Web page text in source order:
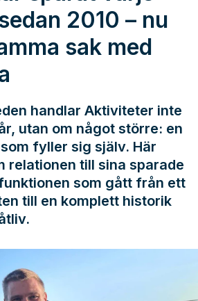
2010 – nu
sak med
handlar Aktiviteter inte
utan om något större: en
fyller sig själv. Här
relationen till sina sparade
som gått från ett
till en komplett historik